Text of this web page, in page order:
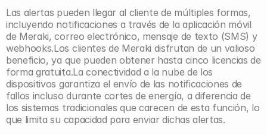
Las alertas pueden llegar al cliente de múltiples formas,
incluyendo notificaciones a través de la aplicación móvil
de Meraki, correo electrónico, mensaje de texto (SMS) y
webhooks.Los clientes de Meraki disfrutan de un valioso
beneficio, ya que pueden obtener hasta cinco licencias de
forma gratuita.La conectividad a la nube de los
dispositivos garantiza el envío de las notificaciones de
fallos incluso durante cortes de energía, a diferencia de
los sistemas tradicionales que carecen de esta función, lo
que limita su capacidad para enviar dichas alertas.